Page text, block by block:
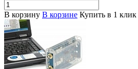
В корзину В корзине Купить в 1 клик